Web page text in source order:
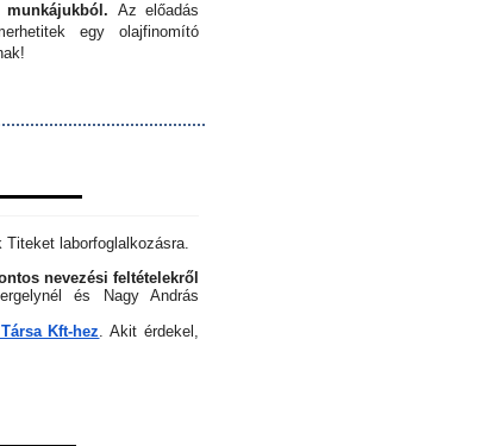
Az előadás
egy olajfinomító
laborfoglalkozásra.
nevezési feltételekről
és Nagy András
Kft-hez. Akit érdekel,